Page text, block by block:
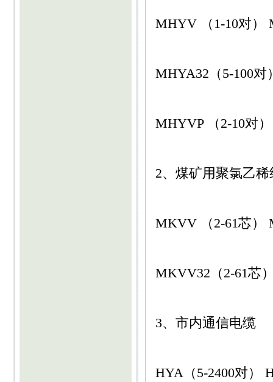
MHYV （1-10对）
MHYA32（5-100对
MHYVP （2-10对
2、煤矿用聚氯乙
MKVV （2-61芯）
MKVV32（2-61芯
3、市内通信电缆
HYA（5-2400对）